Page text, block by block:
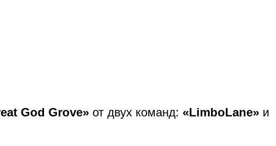
God Grove» от двух команд: «LimboLane» и